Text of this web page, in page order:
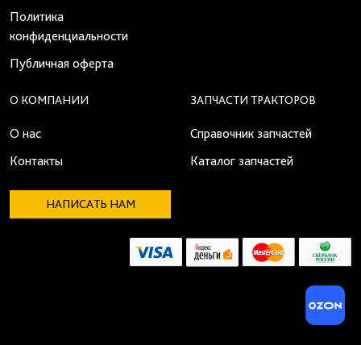
Политика
конфиденциальности
Публичная оферта
О КОМПАНИИ
О нас
Контакты
ЗАПЧАСТИ ТРАКТОРОВ
Справочник запчастей
Каталог запчастей
НАПИСАТЬ НАМ